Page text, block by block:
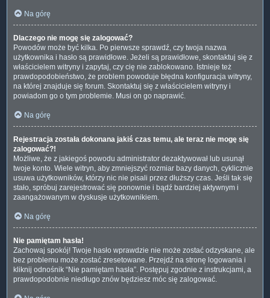
Na górę
Dlaczego nie mogę się zalogować?
Powodów może być kilka. Po pierwsze sprawdź, czy twoja nazwa
użytkownika i hasło są prawidłowe. Jeżeli są prawidłowe, skontaktuj się z
właścicielem witryny i zapytaj, czy cię nie zablokowano. Istnieje też
prawdopodobieństwo, że problem powoduje błędna konfiguracja witryny,
na której znajduje się forum. Skontaktuj się z właścicielem witryny i
powiadom go o tym problemie. Musi on go naprawić.
Na górę
Rejestracja została dokonana jakiś czas temu, ale teraz nie mogę się
zalogować?!
Możliwe, że z jakiegoś powodu administrator dezaktywował lub usunął
twoje konto. Wiele witryn, aby zmniejszyć rozmiar bazy danych, cyklicznie
usuwa użytkowników, którzy nic nie pisali przez dłuższy czas. Jeśli tak się
stało, spróbuj zarejestrować się ponownie i bądź bardziej aktywnym i
zaangażowanym w dyskusje użytkownikiem.
Na górę
Nie pamiętam hasła!
Zachowaj spokój! Twoje hasło wprawdzie nie może zostać odzyskane, ale
bez problemu może zostać zresetowane. Przejdź na stronę logowania i
kliknij odnośnik “Nie pamiętam hasła”. Postępuj zgodnie z instrukcjami, a
prawdopodobnie niedługo znów będziesz móc się zalogować.